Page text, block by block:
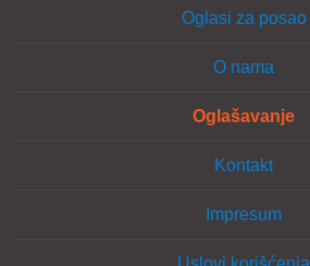
Oglasi za posao
O nama
Oglašavanje
Kontakt
Impresum